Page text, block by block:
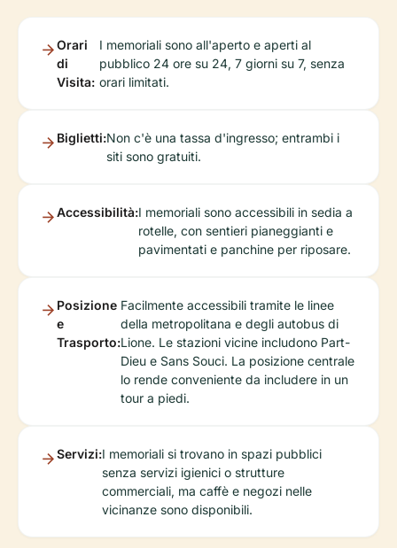
Orari
di
Visita:
I memoriali sono all'aperto e aperti al
pubblico 24 ore su 24, 7 giorni su 7, senza
orari limitati.
Biglietti:Non c'è una tassa d'ingresso; entrambi i
siti sono gratuiti.
Accessibilità:I memoriali sono accessibili in sedia a
rotelle, con sentieri pianeggianti e
pavimentati e panchine per riposare.
Posizione
e
Trasporto:
Facilmente accessibili tramite le linee
della metropolitana e degli autobus di
Lione. Le stazioni vicine includono Part-
Dieu e Sans Souci. La posizione centrale
lo rende conveniente da includere in un
tour a piedi.
Servizi:I memoriali si trovano in spazi pubblici
senza servizi igienici o strutture
commerciali, ma caffè e negozi nelle
vicinanze sono disponibili.